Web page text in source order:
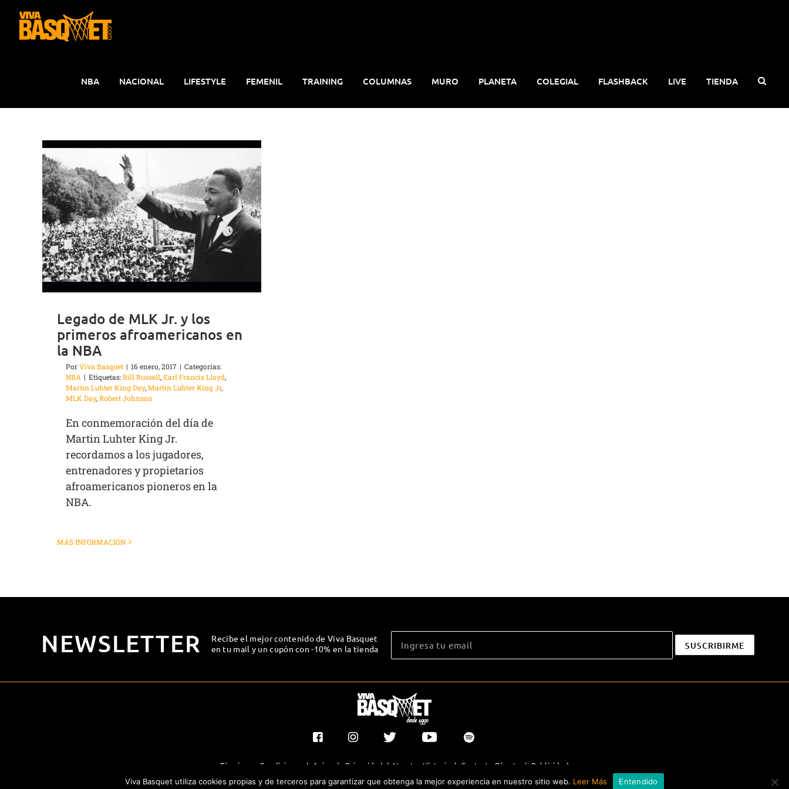
contenido
NBA NACIONAL LIFESTYLE FEMENIL TRAINING COLUMNAS MURO PLANETA COLEGIAL FLASHBACK LIVE TIENDA
Legado de MLK Jr. y los
primeros afroamericanos en
la NBA
PorViva Basquet | 16 enero, 2017 | Categorías:
NBA | Etiquetas:Bill Russell,Earl Francis Lloyd,
Martin Luhter King Day,Martin Luhter King Jr,
MLK Day,Robert Johnson
En conmemoración del día de
Martin Luhter King Jr.
recordamos a los jugadores,
entrenadores y propietarios
afroamericanos pioneros en la
NBA.
MÁS INFORMACIÓN
NEWSLETTER
Recibe el mejor contenido de Viva Basquet
en tu mail y un cupón con -10% en la tienda
Términos y Condiciones | Aviso de Privacidad | Nuestra Historia | Contacto Directo | Publicidad
®TODOS LOS DERECHOS RESERVADOS 2023. GRUPO OLIMPIA EDITORES.
Viva Basquet utiliza cookies propias y de terceros para garantizar que obtenga la mejor experiencia en nuestro sitio web. Leer Más Entendido